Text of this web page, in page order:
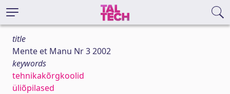
title
Mente et Manu Nr 3 2002
keywords
tehnikakõrgkoolid
üliõpilased